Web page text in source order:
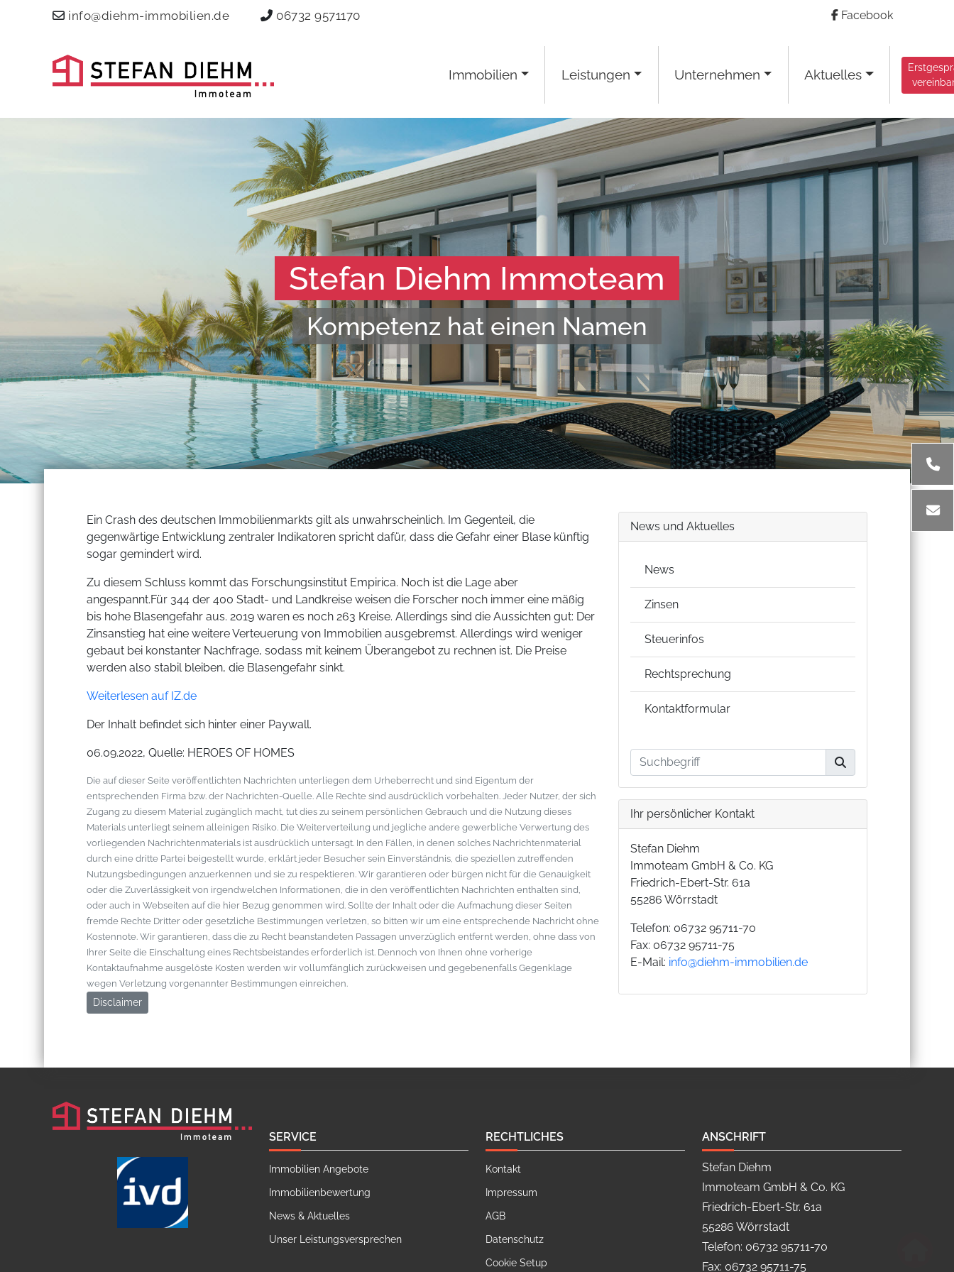
info@diehm-immobilien.de 06732 9571170 Facebook
Immobilien Leistungen Unternehmen Aktuelles
Stefan Diehm Immoteam
Kompetenz hat einen Namen
Ein Crash des deutschen Immobilienmarkts gilt als unwahrscheinlich. Im Gegenteil, die
gegenwärtige Entwicklung zentraler Indikatoren spricht dafür, dass die Gefahr einer Blase künftig
sogar gemindert wird.
Zu diesem Schluss kommt das Forschungsinstitut Empirica. Noch ist die Lage aber
angespannt.Für 344 der 400 Stadt- und Landkreise weisen die Forscher noch immer eine mäßig
bis hohe Blasengefahr aus. 2019 waren es noch 263 Kreise. Allerdings sind die Aussichten gut: Der
Zinsanstieg hat eine weitere Verteuerung von Immobilien ausgebremst. Allerdings wird weniger
gebaut bei konstanter Nachfrage, sodass mit keinem Überangebot zu rechnen ist. Die Preise
werden also stabil bleiben, die Blasengefahr sinkt.
Weiterlesen auf IZ.de
Der Inhalt befindet sich hinter einer Paywall.
06.09.2022, Quelle: HEROES OF HOMES
Die auf dieser Seite veröffentlichten Nachrichten unterliegen dem Urheberrecht und sind Eigentum der
entsprechenden Firma bzw. der Nachrichten-Quelle. Alle Rechte sind ausdrücklich vorbehalten. Jeder Nutzer, der sich
Zugang zu diesem Material zugänglich macht, tut dies zu seinem persönlichen Gebrauch und die Nutzung dieses
Materials unterliegt seinem alleinigen Risiko. Die Weiterverteilung und jegliche andere gewerbliche Verwertung des
vorliegenden Nachrichtenmaterials ist ausdrücklich untersagt. In den Fällen, in denen solches Nachrichtenmaterial
durch eine dritte Partei beigestellt wurde, erklärt jeder Besucher sein Einverständnis, die speziellen zutreffenden
Nutzungsbedingungen anzuerkennen und sie zu respektieren. Wir garantieren oder bürgen nicht für die Genauigkeit
oder die Zuverlässigkeit von irgendwelchen Informationen, die in den veröffentlichten Nachrichten enthalten sind,
oder auch in Webseiten auf die hier Bezug genommen wird. Sollte der Inhalt oder die Aufmachung dieser Seiten
fremde Rechte Dritter oder gesetzliche Bestimmungen verletzen, so bitten wir um eine entsprechende Nachricht ohne
Kostennote. Wir garantieren, dass die zu Recht beanstandeten Passagen unverzüglich entfernt werden, ohne dass von
Ihrer Seite die Einschaltung eines Rechtsbeistandes erforderlich ist. Dennoch von Ihnen ohne vorherige
Kontaktaufnahme ausgelöste Kosten werden wir vollumfänglich zurückweisen und gegebenenfalls Gegenklage
wegen Verletzung vorgenannter Bestimmungen einreichen.
Disclaimer
News und Aktuelles
News
Zinsen
Steuerinfos
Rechtsprechung
Kontaktformular
Ihr persönlicher Kontakt
Stefan Diehm
Immoteam GmbH & Co. KG
Friedrich-Ebert-Str. 61a
55286 Wörrstadt
Telefon: 06732 95711-70
Fax: 06732 95711-75
E-Mail: info@diehm-immobilien.de
SERVICE
Immobilien Angebote
Immobilienbewertung
News & Aktuelles
Unser Leistungsversprechen
RECHTLICHES
Kontakt
Impressum
AGB
Datenschutz
Cookie Setup
ANSCHRIFT
Stefan Diehm
Immoteam GmbH & Co. KG
Friedrich-Ebert-Str. 61a
55286 Wörrstadt
Telefon: 06732 95711-70
Fax: 06732 95711-75